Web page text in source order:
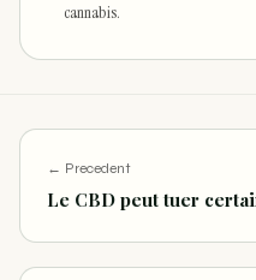
cannabis.
← Precedent
Le CBD peut tuer